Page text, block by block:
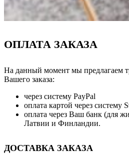
ОПЛАТА ЗАКАЗА
На данный момент мы предлагаем
Вашего заказа:
через систему PayPal
оплата картой через систему
оплата через Ваш банк (для
Латвии и Финландии.
ДОСТАВКА ЗАКАЗА